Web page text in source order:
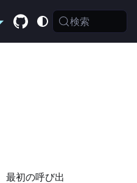
検索
最初の呼び出